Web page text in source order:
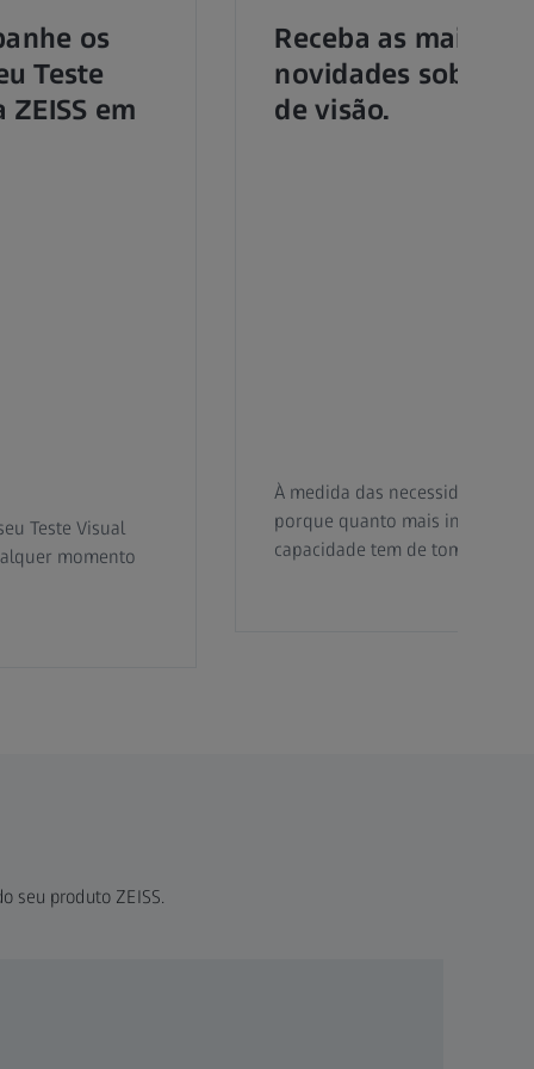
os
Teste
em
Teste Visual
momento
Receba as mais
novidades sobre
de visão.
À medida das necessidades da
porque quanto mais
capacidade tem de tomar
seu produto ZEISS.